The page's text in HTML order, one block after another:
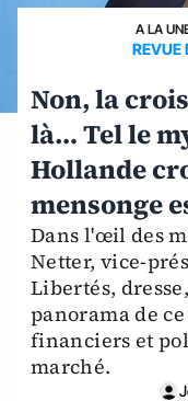
A LA
REVUE
Non, la
là… Tel le
Hollande
mensonge
Dans l'œil des
Netter, vice-
Libertés,
panorama de
financiers et
marché.